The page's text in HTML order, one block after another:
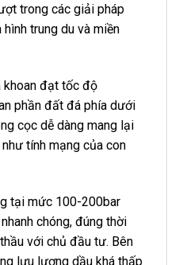
trong các giải pháp
trung du và miền
đạt tốc độ
phần đất đá phía dưới
cọc dễ dàng mang lại
tính mạng của con
tại mức 100-200bar
chóng, đúng thời
với chủ đầu tư. Bên
lưu lượng dầu khá thấp